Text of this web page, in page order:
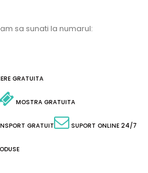
sa sunati la numarul:
GRATUITA
MOSTRA GRATUITA
GRATUIT SUPORT ONLINE 24/7